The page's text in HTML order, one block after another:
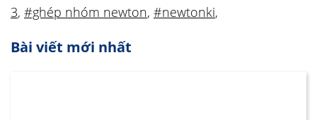
3, #ghép nhóm newton, #newtonki,
Bài viết mới nhất